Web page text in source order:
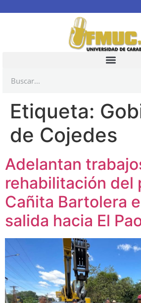
Etiqueta:
de Cojedes
Adelantan
rehabilitación del
Cañita Bartolera
salida hacia El